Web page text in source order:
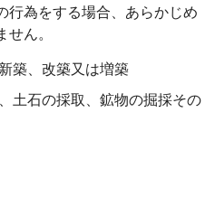
行為をする場合、あらかじめ
ん。
築、改築又は増築
土石の採取、鉱物の掘採その